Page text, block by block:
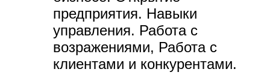
предприятия. Навыки
управления. Работа с
возражениями, Работа с
клиентами и конкурентами.